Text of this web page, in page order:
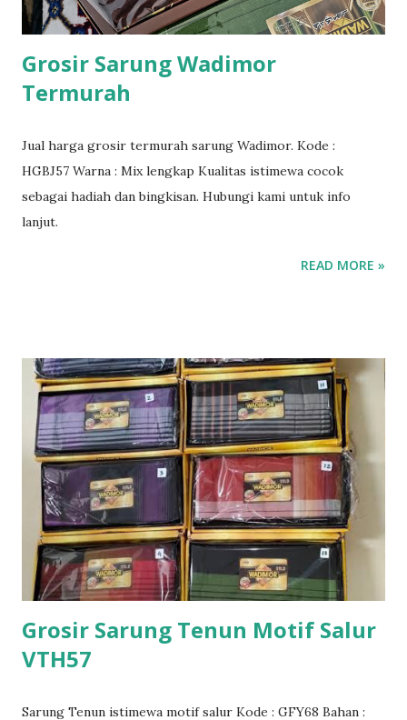
Grosir Sarung Wadimor
Termurah
Jual harga grosir termurah sarung Wadimor. Kode :
HGBJ57 Warna : Mix lengkap Kualitas istimewa cocok
sebagai hadiah dan bingkisan. Hubungi kami untuk info
lanjut.
READ MORE »
Grosir Sarung Tenun Motif Salur
VTH57
Sarung Tenun istimewa motif salur Kode : GFY68 Bahan :